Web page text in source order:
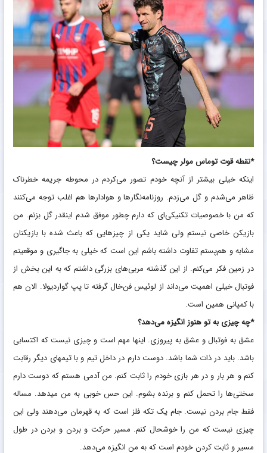
‏*نقطه قوت توماس مولر چیست؟‏
اینکه خیلی بیشتر از آنچه خودم تصور می‌کردم در محوطه جریمه ‏خطرناک
ظاهر می‌شدم و گل می‌زدم. روزنامه‌نگارها و هوادارها هم ‏اغلب توجه می‌کنند
که من با خصوصیات تکنیکی‌ای که دارم چطور ‏موفق شدم اینقدر گل بزنم. من
بازیکن خاصی نیستم ولی شاید یکی ‏از چیزهایی که باعث شده با بازیکنان
مشابه و هم‌پستم تفاوت ‏داشته باشم این است که خیلی به جاگیری و موقعیتم
در زمین فکر ‏می‌کنم. از این گذشته مربی‌های بزرگی داشتم که به این بخش از
‏فوتبال خیلی اهمیت می‌داند از لوئیس فن‌خال گرفته تا پپ گواردیولا. ‏الان هم
با کمپانی همین است. ‏
‏*چه چیزی به تو هنوز انگیزه می‌دهد؟
عشق به فوتبال و عشق به پیروزی. اینها مهم است و چیزی نیست ‏که اکتسابی
باشد. باید در ذات شما باشد. دوست دارم در داخل تیم ‏و با تیمهای دیگر رقابت
کنم و هر بار و در هر بازی خودم را ثابت کنم. ‏من آدمی هستم که دوست دارم
سختی‌ها را تحمل کنم و برنده ‏بشوم. این حس خوبی به من میدهد. مساله
فقط جام بردن نیست. ‏جام یک تکه فلز است که به قهرمان می‌دهند ولی این
چیزی نیست ‏که من را خوشحال کنم. مسیر حرکت و بردن و بردن در طول
مسیر و ‏ثابت کردن خودم است که به من انگیزه می‌دهد. ‏